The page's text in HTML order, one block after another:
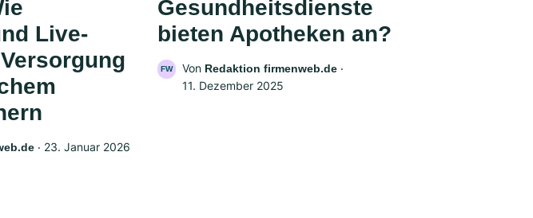
Live-
‧ 23. Januar 2026
Gesundheitsdienste
bieten Apotheken an?
FW Von Redaktion firmenweb.de ‧
11. Dezember 2025